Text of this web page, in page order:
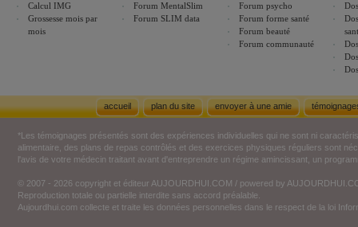
Calcul IMG
Grossesse mois par
mois
Forum MentalSlim
Forum SLIM data
Forum psycho
Forum forme santé
Forum beauté
Forum communauté
accueil plan du site envoyer à une amie
*Les témoignages présentés sont des expériences individuelles qui ne sont ni
alimentaire, des plans de repas contrôlés et des exercices physiques réguliers sont
l'avis de votre médecin traitant avant d'entreprendre un régime amincissant, un
© 2007 - 2026 copyright et éditeur AUJOURDHUI.COM / powered by
Reproduction totale ou partielle interdite sans accord préalable.
Aujourdhui.com collecte et traite les données personnelles dans le respect de la loi